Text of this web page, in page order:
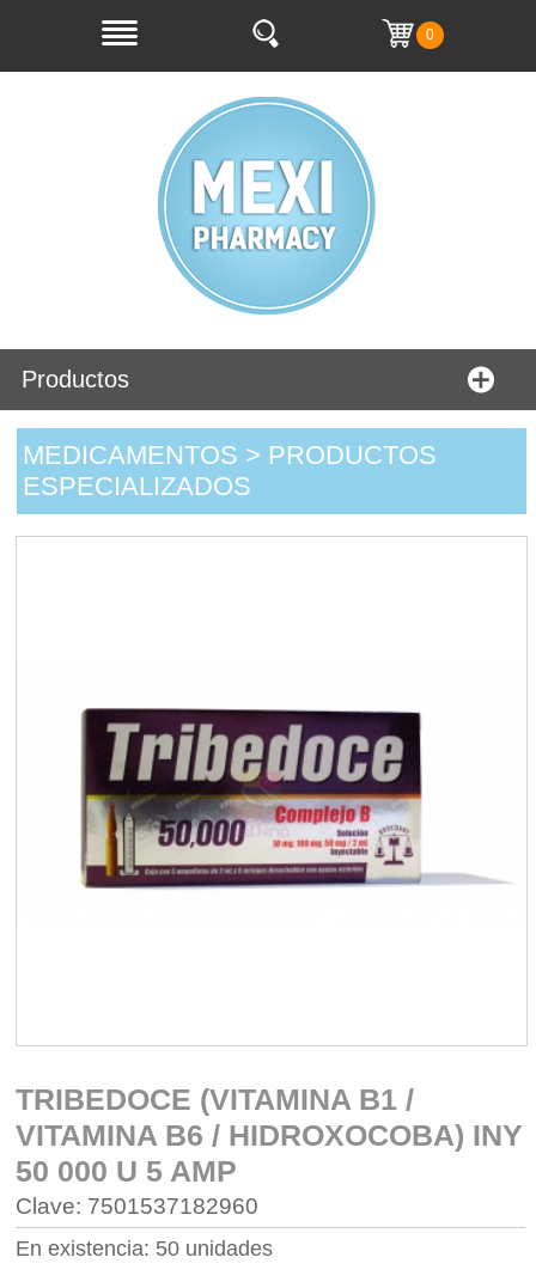
0
Productos
MEDICAMENTOS > PRODUCTOS
ESPECIALIZADOS
TRIBEDOCE (VITAMINA B1 /
VITAMINA B6 / HIDROXOCOBA) INY
50 000 U 5 AMP
Clave: 7501537182960
En existencia: 50 unidades